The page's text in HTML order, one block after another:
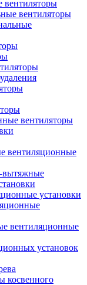
вентиляторы
вентиляторы
вентиляторы
вентиляционные
вытяжные
установки
вентиляционные
установок
косвенного